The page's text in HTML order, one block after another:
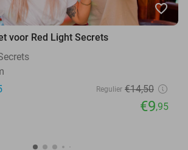
favorite_border
voor Red Light Secrets
Regulier €14,50
€9,95